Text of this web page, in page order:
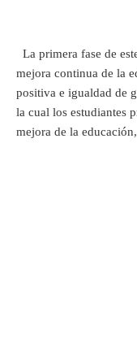
La primera fase de
mejora continua de la
positiva e igualdad de
la cual los estudiantes
mejora de la